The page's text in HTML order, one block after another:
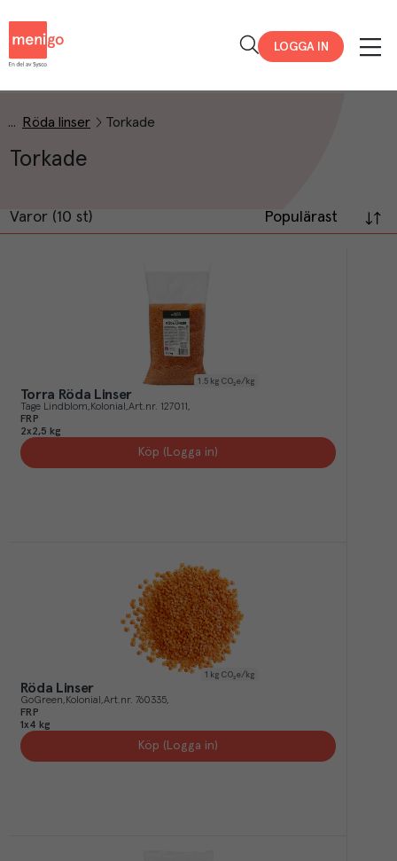
LOGGA IN
Röda linser Torkade
Torkade
Varor (10 st) Populärast
1.5 kg CO₂e/kg
Torra Röda Linser
Tage Lindblom Kolonial Art.nr. 127011
FRP
2x2,5 kg
Köp (Logga in)
1 kg CO₂e/kg
Röda Linser
GoGreen Kolonial Art.nr. 760335
FRP
1x4 kg
Köp (Logga in)